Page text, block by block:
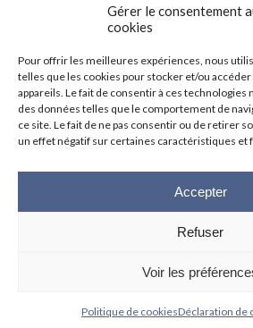
Gérer le consentement
cookies
Pour offrir les meilleures expériences, nous
telles que les cookies pour stocker et/ou
appareils. Le fait de consentir à ces
des données telles que le comportement de
ce site. Le fait de ne pas consentir ou de retirer
un effet négatif sur certaines caractéristiques et
Accepter
Refuser
Voir les
Politique de cookiesDéclaration de
Digit Collab est un média dédié aux
des études, des évènements, des livres
du secteur. Retrouvez toutes les
des outils collaboratifs.
Vous cherchez quelque chose ?
| Google reCAPTCHA :